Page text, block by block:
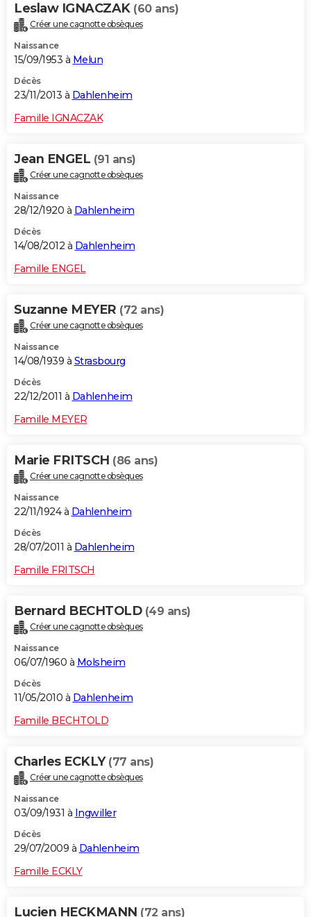
Leslaw IGNACZAK (60 ans)
Créer une cagnotte obsèques
Naissance
15/09/1953 à Melun
Décès
23/11/2013 à Dahlenheim
Famille IGNACZAK
Jean ENGEL (91 ans)
Créer une cagnotte obsèques
Naissance
28/12/1920 à Dahlenheim
Décès
14/08/2012 à Dahlenheim
Famille ENGEL
Suzanne MEYER (72 ans)
Créer une cagnotte obsèques
Naissance
14/08/1939 à Strasbourg
Décès
22/12/2011 à Dahlenheim
Famille MEYER
Marie FRITSCH (86 ans)
Créer une cagnotte obsèques
Naissance
22/11/1924 à Dahlenheim
Décès
28/07/2011 à Dahlenheim
Famille FRITSCH
Bernard BECHTOLD (49 ans)
Créer une cagnotte obsèques
Naissance
06/07/1960 à Molsheim
Décès
11/05/2010 à Dahlenheim
Famille BECHTOLD
Charles ECKLY (77 ans)
Créer une cagnotte obsèques
Naissance
03/09/1931 à Ingwiller
Décès
29/07/2009 à Dahlenheim
Famille ECKLY
Lucien HECKMANN (72 ans)